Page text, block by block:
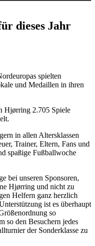
dieses Jahr
spielten
und Medaillen in ihren
Hjørring 2.705 Spiele
in allen Altersklassen
Trainer, Eltern, Fans und
spaßige Fußballwoche
bei unseren Sponsoren,
Hjørring und nicht zu
Helfern ganz herzlich
ist es überhaupt
so
so den Besuchern jedes
der Sonderklasse zu